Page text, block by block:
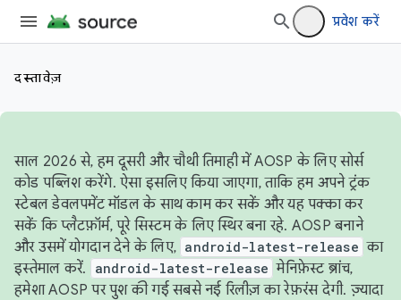
प्रवेश करें
दस्तावेज़
साल 2026 से, हम दूसरी और चौथी तिमाही में AOSP के लिए सोर्स
कोड पब्लिश करेंगे. ऐसा इसलिए किया जाएगा, ताकि हम अपने ट्रंक
स्टेबल डेवलपमेंट मॉडल के साथ काम कर सकें और यह पक्का कर
सकें कि प्लैटफ़ॉर्म, पूरे सिस्टम के लिए स्थिर बना रहे. AOSP बनाने
और उसमें योगदान देने के लिए, android-latest-release का
इस्तेमाल करें.
android-latest-release मेनिफ़ेस्ट ब्रांच,
हमेशा AOSP पर पुश की गई सबसे नई रिलीज़ का रेफ़रंस देगी. ज़्यादा